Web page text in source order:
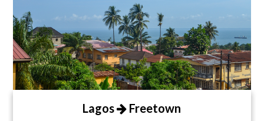
Lagos Freetown